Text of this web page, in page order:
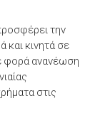
την
και κινητά σε
φορά ανανέωση
στις